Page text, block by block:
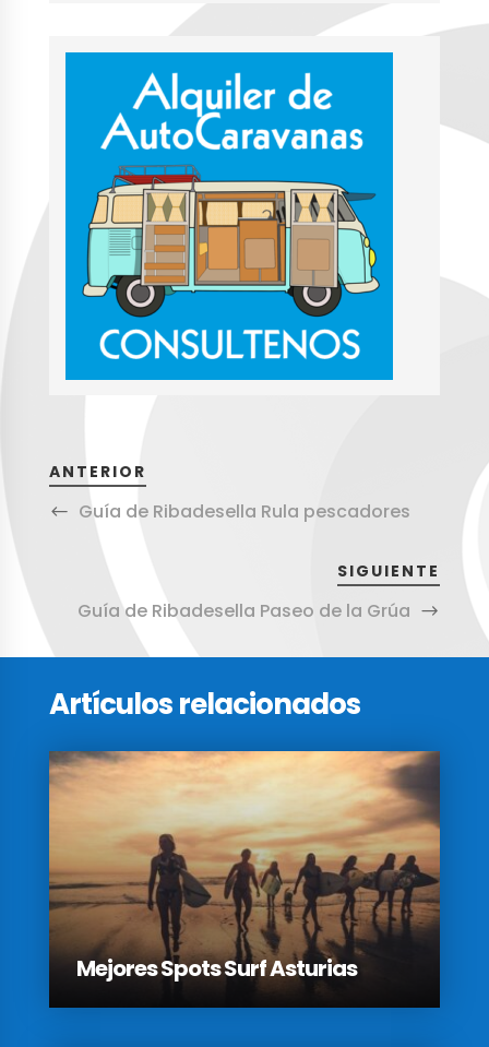
ANTERIOR
Guía de Ribadesella Rula pescadores
SIGUIENTE
Guía de Ribadesella Paseo de la Grúa
Artículos relacionados
Mejores Spots Surf Asturias